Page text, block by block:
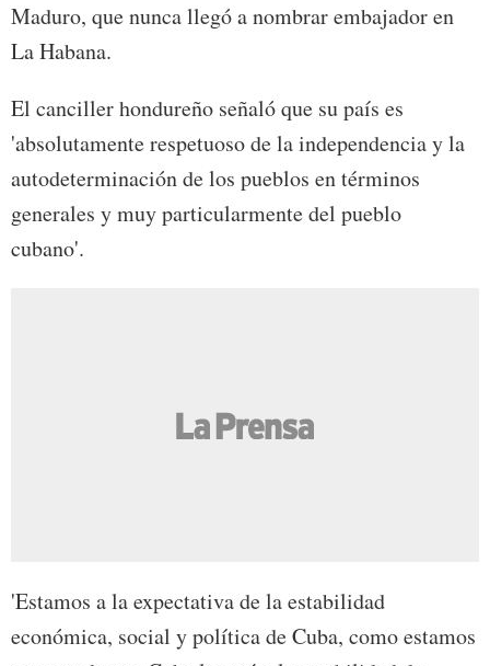
Maduro, que nunca llegó a nombrar embajador en
La Habana.
El canciller hondureño señaló que su país es
'absolutamente respetuoso de la independencia y la
autodeterminación de los pueblos en términos
generales y muy particularmente del pueblo
cubano'.
'Estamos a la expectativa de la estabilidad
económica, social y política de Cuba, como estamos